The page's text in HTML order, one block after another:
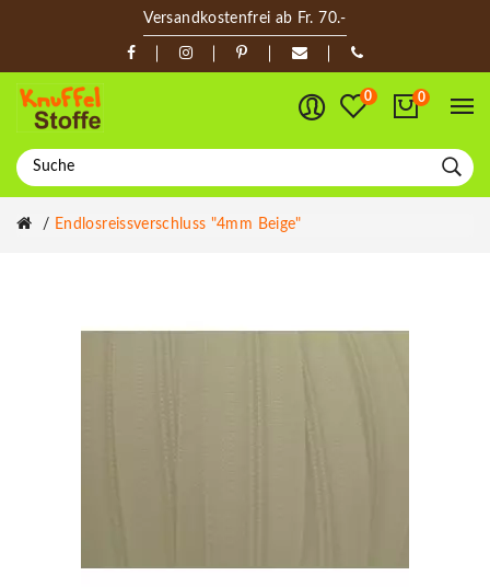
Versandkostenfrei ab Fr. 70.-
0 0
Endlosreissverschluss "4mm Beige"